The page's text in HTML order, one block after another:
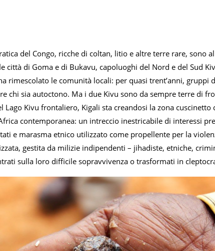
del Congo, ricche di coltan, litio e altre terre rare, sono
città di Goma e di Bukavu, capoluoghi del Nord e del Sud
rimescolato le comunità locali: per quasi trent’anni, gruppi
chi sia autoctono. Ma i due Kivu sono da sempre terre di
Kivu frontaliero, Kigali sta creandosi la zona cuscinetto
contemporanea: un intreccio inestricabile di interessi
e marasma etnico utilizzato come propellente per la
gestita da milizie indipendenti – jihadiste, etniche,
sulla loro difficile sopravvivenza o trasformati in